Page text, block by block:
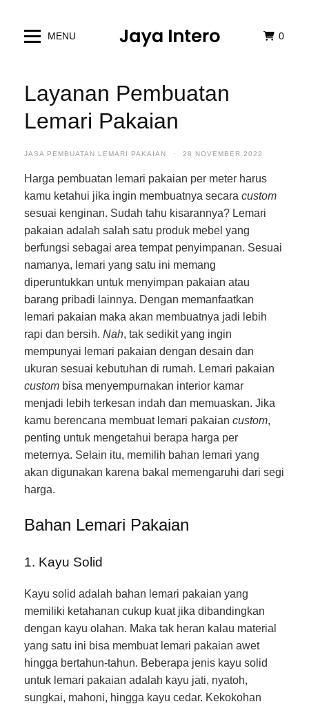
MENU 0
Layanan Pembuatan
Lemari Pakaian
JASA PEMBUATAN LEMARI PAKAIAN · 28 NOVEMBER 2022
Harga pembuatan lemari pakaian per meter harus
kamu ketahui jika ingin membuatnya secara custom
sesuai kenginan. Sudah tahu kisarannya? Lemari
pakaian adalah salah satu produk mebel yang
berfungsi sebagai area tempat penyimpanan. Sesuai
namanya, lemari yang satu ini memang
diperuntukkan untuk menyimpan pakaian atau
barang pribadi lainnya. Dengan memanfaatkan
lemari pakaian maka akan membuatnya jadi lebih
rapi dan bersih. Nah, tak sedikit yang ingin
mempunyai lemari pakaian dengan desain dan
ukuran sesuai kebutuhan di rumah. Lemari pakaian
custom bisa menyempurnakan interior kamar
menjadi lebih terkesan indah dan memuaskan. Jika
kamu berencana membuat lemari pakaian custom,
penting untuk mengetahui berapa harga per
meternya. Selain itu, memilih bahan lemari yang
akan digunakan karena bakal memengaruhi dari segi
harga.
Bahan Lemari Pakaian
1. Kayu Solid
Kayu solid adalah bahan lemari pakaian yang
memiliki ketahanan cukup kuat jika dibandingkan
dengan kayu olahan. Maka tak heran kalau material
yang satu ini bisa membuat lemari pakaian awet
hingga bertahun-tahun. Beberapa jenis kayu solid
untuk lemari pakaian adalah kayu jati, nyatoh,
sungkai, mahoni, hingga kayu cedar. Kekokohan